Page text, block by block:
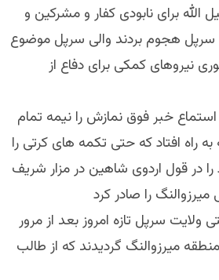
برای نابودی کفار و مشرکین و
سرپل هجوم بردند والی سرپل موضوع
نیروهای کمکی برای دفاع از
خبر فوق نمازش را نیمه تمام
راه افتاد که حتی تکمه های کرتی را
در قول اردوی شاهین در مزار شریف
را صادر کرد
سرپل تازه امروز بعد از مرور
میرزوالنگ گردیدند که از طالب